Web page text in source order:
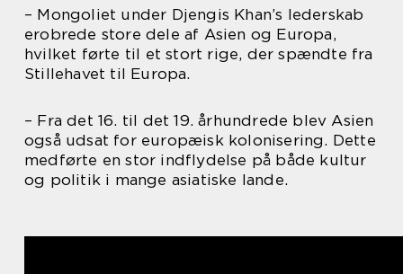
– Mongoliet under Djengis Khan’s lederskab
erobrede store dele af Asien og Europa,
hvilket førte til et stort rige, der spændte fra
Stillehavet til Europa.
– Fra det 16. til det 19. århundrede blev Asien
også udsat for europæisk kolonisering. Dette
medførte en stor indflydelse på både kultur
og politik i mange asiatiske lande.